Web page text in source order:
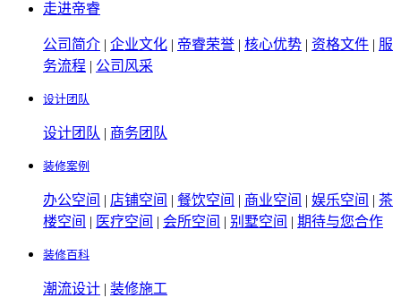
走进帝睿
公司简介 | 企业文化 | 帝睿荣誉 | 核心优势 | 资格文件 | 服
务流程 | 公司风采
设计团队
设计团队 | 商务团队
装修案例
办公空间 | 店铺空间 | 餐饮空间 | 商业空间 | 娱乐空间 | 茶
楼空间 | 医疗空间 | 会所空间 | 别墅空间 | 期待与您合作
装修百科
潮流设计 | 装修施工